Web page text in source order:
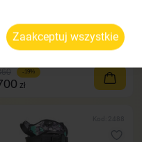
Rolki dla dorosłych Flying Eagle
Avian T110 czarny
-19%
zł
Zaakceptuj wszystkie